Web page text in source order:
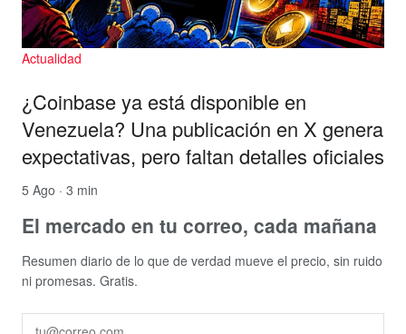
Actualidad
¿Coinbase ya está disponible en
Venezuela? Una publicación en X genera
expectativas, pero faltan detalles oficiales
5 Ago · 3 min
El mercado en tu correo, cada mañana
Resumen diario de lo que de verdad mueve el precio, sin ruido
ni promesas. Gratis.